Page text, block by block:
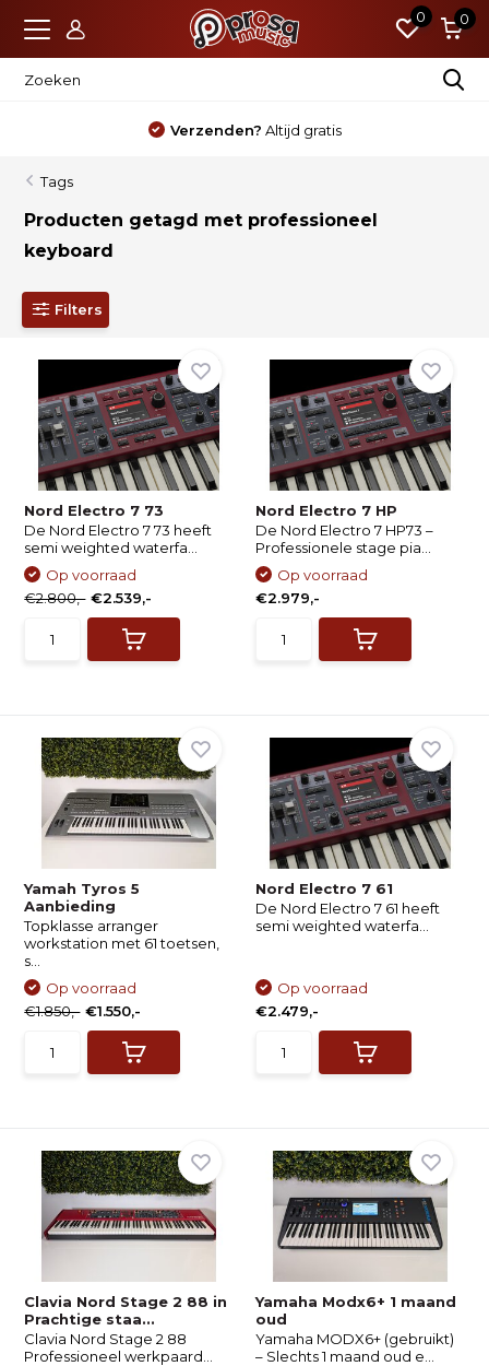
0 0
Nieuw?Standaard 4 jaar
Tags
Producten getagd met professioneel
keyboard
Filters
Nord Electro 7 73
De Nord Electro 7 73 heeft
semi weighted waterfa...
Op voorraad
€2.800,- €2.539,-
Nord Electro 7 HP
De Nord Electro 7 HP73 –
Professionele stage pia...
Op voorraad
€2.979,-
Yamah Tyros 5
Aanbieding
Topklasse arranger
workstation met 61 toetsen,
s...
Op voorraad
€1.850,- €1.550,-
Nord Electro 7 61
De Nord Electro 7 61 heeft
semi weighted waterfa...
Op voorraad
€2.479,-
Clavia Nord Stage 2 88 in
Prachtige staa...
Clavia Nord Stage 2 88
Professioneel werkpaard...
Yamaha Modx6+ 1 maand
oud
Yamaha MODX6+ (gebruikt)
– Slechts 1 maand oud e...